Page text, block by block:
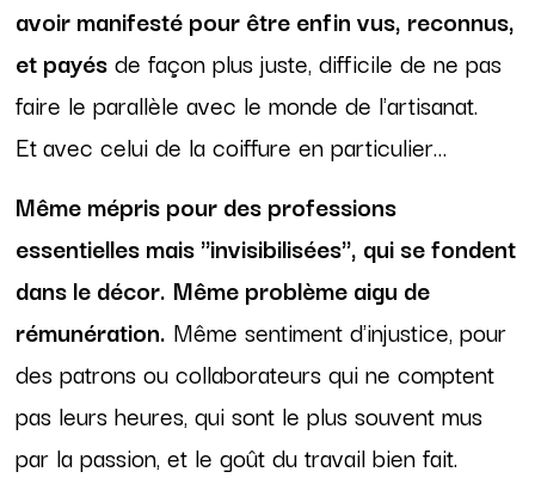
avoir manifesté pour être enfin vus, reconnus,
et payésde façon plus juste, difficile de ne pas
faire le parallèle avec le monde de l'artisanat.
Etavec celui de la coiffure en particulier…
Même mépris pour des professions
essentielles mais "invisibilisées", qui se fondent
dans le décor. Même problème aigu de
rémunération. Même sentiment d'injustice, pour
des patrons ou collaborateurs qui ne comptent
pas leurs heures, qui sont le plus souvent mus
par la passion, et le goût du travail bien fait.